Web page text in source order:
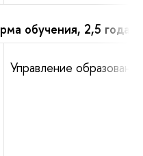
обучения, 2,5 года
Управление